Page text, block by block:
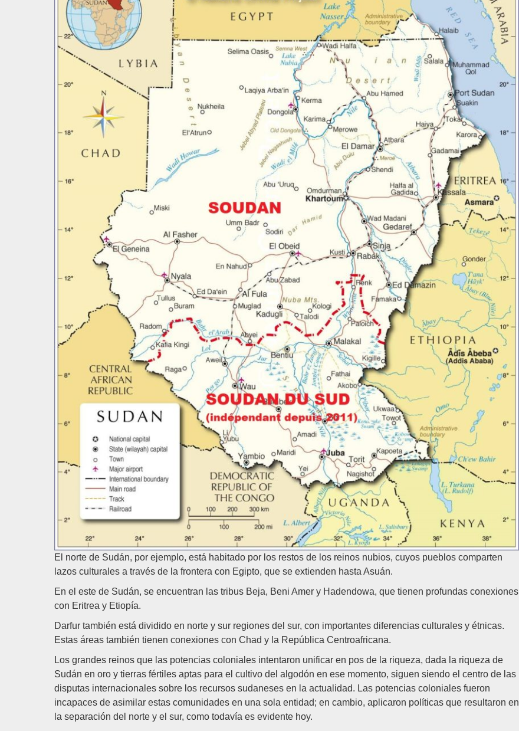
El norte de Sudán, por ejemplo, está habitado por los restos de los reinos nubios, cuyos pueblos comparten
lazos culturales a través de la frontera con Egipto, que se extienden hasta Asuán.
En el este de Sudán, se encuentran las tribus Beja, Beni Amer y Hadendowa, que tienen profundas conexiones
con Eritrea y Etiopía.
Darfur también está dividido en norte y sur regiones del sur, con importantes diferencias culturales y étnicas.
Estas áreas también tienen conexiones con Chad y la República Centroafricana.
Los grandes reinos que las potencias coloniales intentaron unificar en pos de la riqueza, dada la riqueza de
Sudán en oro y tierras fértiles aptas para el cultivo del algodón en ese momento, siguen siendo el centro de las
disputas internacionales sobre los recursos sudaneses en la actualidad. Las potencias coloniales fueron
incapaces de asimilar estas comunidades en una sola entidad; en cambio, aplicaron políticas que resultaron en
la separación del norte y el sur, como todavía es evidente hoy.